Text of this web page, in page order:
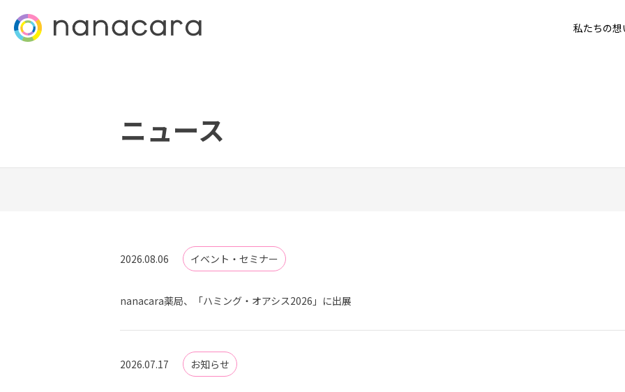
私たちの想
ニュース
2026.08.06 イベント・セミナー
nanacara薬局、「ハミング・オアシス2026」に出展
2026.07.17 お知らせ